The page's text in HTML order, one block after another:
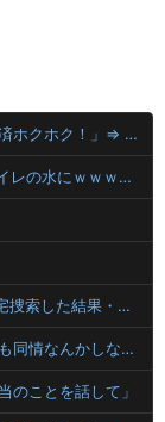
【悲報】円安容認派「円安は輸出が伸びで日本経済ホクホク！」⇒ 世界に売る物が無さすぎて輸出額で韓国に惨敗・・・
【ニュース】 韓国が熊本被災地に水を支援 ⇒ トイレの水にｗｗｗｗｗｗｗ
【衝撃】大阪府警、ミナミの“ベトナムビル”を家宅捜索した結果・・・・・・
中国外務省「日本は原爆落とされて当然。どの国も同情なんかしない」
のことを話して」